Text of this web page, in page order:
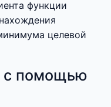
функции
целевой
с помощью